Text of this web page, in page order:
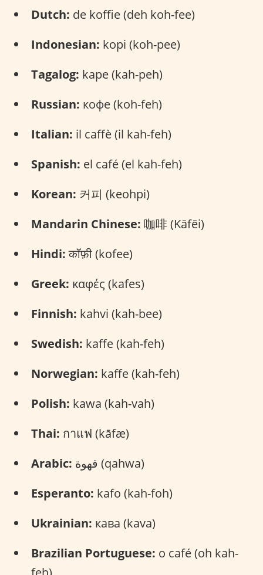
Dutch: de koffie (deh koh-fee)
Indonesian: kopi (koh-pee)
Tagalog: kape (kah-peh)
Russian: кофе (koh-feh)
Italian: il caffè (il kah-feh)
Spanish: el café (el kah-feh)
Korean: 커피 (keohpi)
Mandarin Chinese: 咖啡 (Kāfēi)
Hindi:कॉफ़ी (kofee)
Greek: καφές (kafes)
Finnish: kahvi (kah-bee)
Swedish: kaffe (kah-feh)
Norwegian: kaffe (kah-feh)
Polish: kawa (kah-vah)
Thai: กาแฟ (kāfæ)
Arabic:
قهوة (qahwa)
Esperanto: kafo (kah-foh)
Ukrainian: кава (kava)
Brazilian Portuguese: o café (oh kah-